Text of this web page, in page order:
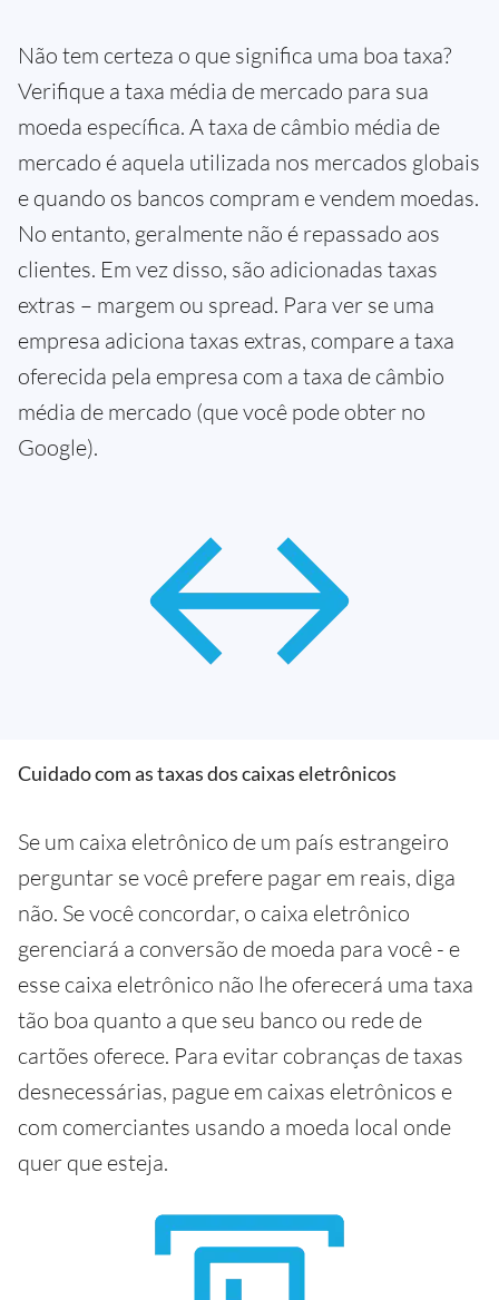
Não tem certeza o que significa uma boa taxa?
Verifique a taxa média de mercado para sua
moeda específica. A taxa de câmbio média de
mercado é aquela utilizada nos mercados globais
e quando os bancos compram e vendem moedas.
No entanto, geralmente não é repassado aos
clientes. Em vez disso, são adicionadas taxas
extras – margem ou spread. Para ver se uma
empresa adiciona taxas extras, compare a taxa
oferecida pela empresa com a taxa de câmbio
média de mercado (que você pode obter no
Google).
Cuidado com as taxas dos caixas eletrônicos
Se um caixa eletrônico de um país estrangeiro
perguntar se você prefere pagar em reais, diga
não. Se você concordar, o caixa eletrônico
gerenciará a conversão de moeda para você - e
esse caixa eletrônico não lhe oferecerá uma taxa
tão boa quanto a que seu banco ou rede de
cartões oferece. Para evitar cobranças de taxas
desnecessárias, pague em caixas eletrônicos e
com comerciantes usando a moeda local onde
quer que esteja.